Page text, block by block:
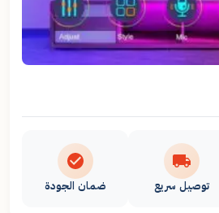
توصيل سريع ضمان الجودة